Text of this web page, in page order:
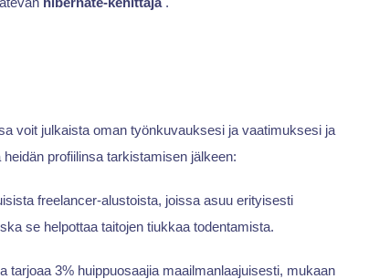
voit julkaista oman työnkuvauksesi ja vaatimuksesi ja
profiilinsa tarkistamisen jälkeen:
freelancer-alustoista, joissa asuu erityisesti
se helpottaa taitojen tiukkaa todentamista.
tarjoaa 3% huippuosaajia maailmanlaajuisesti, mukaan